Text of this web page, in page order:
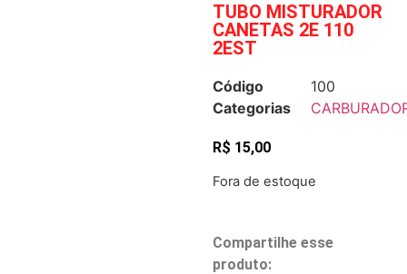
TUBO MISTURADOR
CANETAS 2E 110
2EST
Código
100
Categorias
R$ 15,00
Fora de estoque
Compartilhe esse
produto: